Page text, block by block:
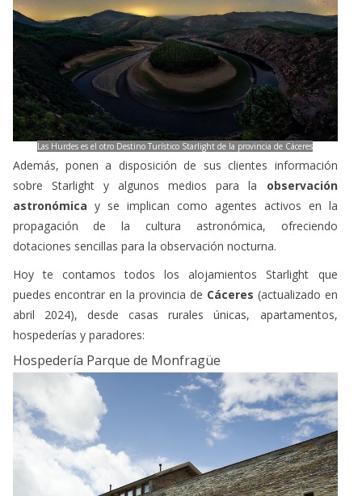
Las Hurdes es el otro Destino Turístico Starlight de la provincia de Cáceres
Además, ponen a disposición de sus clientes información
sobre Starlight y algunos medios para la observación
astronómica y se implican como agentes activos en la
propagación de la cultura astronómica, ofreciendo
dotaciones sencillas para la observación nocturna.
Hoy te contamos todos los alojamientos Starlight que
puedes encontrar en la provincia de Cáceres (actualizado en
abril 2024), desde casas rurales únicas, apartamentos,
hospederías y paradores:
Hospedería Parque de Monfragüe